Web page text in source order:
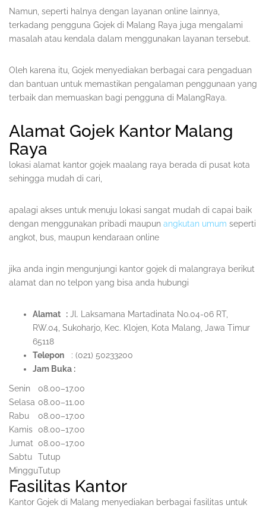
Namun, seperti halnya dengan layanan online lainnya,
terkadang pengguna Gojek di Malang Raya juga mengalami
masalah atau kendala dalam menggunakan layanan tersebut.
Oleh karena itu, Gojek menyediakan berbagai cara pengaduan
dan bantuan untuk memastikan pengalaman penggunaan yang
terbaik dan memuaskan bagi pengguna di MalangRaya.
Alamat Gojek Kantor Malang
Raya
lokasi alamat kantor gojek maalang raya berada di pusat kota
sehingga mudah di cari,
apalagi akses untuk menuju lokasi sangat mudah di capai baik
dengan menggunakan pribadi maupun angkutan umum seperti
angkot, bus, maupun kendaraan online
jika anda ingin mengunjungi kantor gojek di malangraya berikut
alamat dan no telpon yang bisa anda hubungi
Alamat : Jl. Laksamana Martadinata No.04-06 RT,
RW.04, Sukoharjo, Kec. Klojen, Kota Malang, Jawa Timur
65118
Telepon : (021) 50233200
Jam Buka :
Senin
08.00–17.00
Selasa 08.00–11.00
Rabu
08.00–17.00
Kamis 08.00–17.00
Jumat 08.00–17.00
Sabtu
Tutup
MingguTutup
Fasilitas Kantor
Kantor Gojek di Malang menyediakan berbagai fasilitas untuk